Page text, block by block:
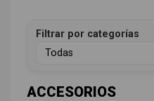
Filtrar por categorías
ACCESORIOS